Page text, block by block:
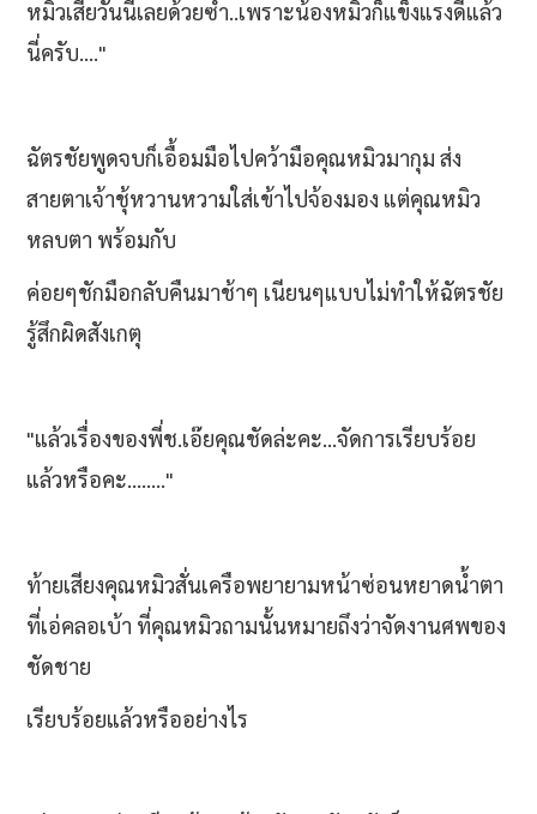
หมิวเสียวันนี้เลยด้วยซ้ำ..เพราะน้องหมิวก็แข็งแรงดีแล้ว
นี่ครับ...."
ฉัตรชัยพูดจบก็เอื้อมมือไปคว้ามือคุณหมิวมากุม ส่ง
สายตาเจ้าชุ้หวานหวามใส่เข้าไปจ้องมอง แต่คุณหมิว
หลบตา พร้อมกับ
ค่อยๆชักมือกลับคืนมาช้าๆ เนียนๆแบบไม่ทำให้ฉัตรชัย
รู้สึกผิดสังเกตุ
"แล้วเรื่องของพี่ช.เอ๊ยคุณชัดล่ะคะ...จัดการเรียบร้อย
แล้วหรือคะ........"
ท้ายเสียงคุณหมิวสั่นเครือพยายามหน้าซ่อนหยาดน้ำตา
ที่เอ่คลอเบ้า ที่คุณหมิวถามนั้นหมายถึงว่าจัดงานศพของ
ชัดชาย
เรียบร้อยแล้วหรืออย่างไร